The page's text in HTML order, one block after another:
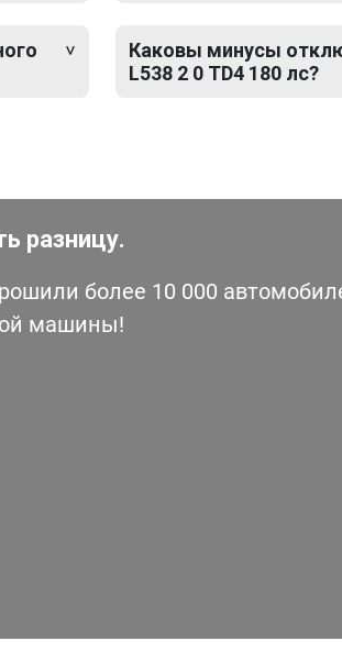
Каковы минусы
L538 2 0 TD4 180 лс?
разницу.
более 10 000
машины!